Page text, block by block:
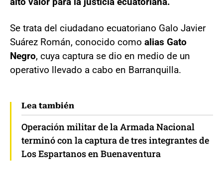
Se trata del ciudadano ecuatoriano Galo Javier
Suárez Román, conocido como alias Gato
Negro, cuya captura se dio en medio de un
operativo llevado a cabo en Barranquilla.
Lea también
Operación militar de la Armada Nacional
terminó con la captura de tres integrantes de
Los Espartanos en Buenaventura